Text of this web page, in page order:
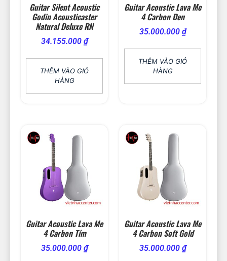
Guitar Silent Acoustic
Godin Acousticaster
Natural Deluxe RN
34.155.000 ₫
THÊM VÀO GIỎ
HÀNG
Guitar Acoustic Lava Me
4 Carbon Đen
35.000.000 ₫
THÊM VÀO GIỎ
HÀNG
Guitar Acoustic Lava Me
4 Carbon Tím
35.000.000 ₫
Guitar Acoustic Lava Me
4 Carbon Soft Gold
35.000.000 ₫